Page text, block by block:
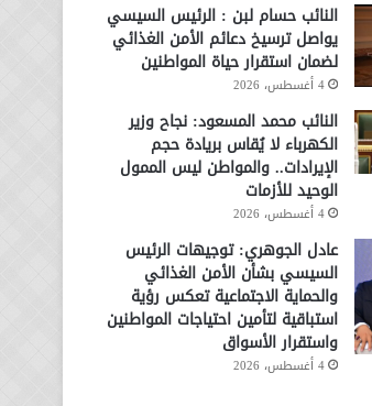
النائب حسام لبن : الرئيس السيسي
يواصل ترسيخ دعائم الأمن الغذائي
لضمان استقرار حياة المواطنين
4 أغسطس، 2026
النائب محمد المسعود: نجاح وزير
الكهرباء لا يُقاس بريادة حجم
الإيرادات.. والمواطن ليس الممول
الوحيد للأزمات
4 أغسطس، 2026
عادل الجوهري: توجيهات الرئيس
السيسي بشأن الأمن الغذائي
والحماية الاجتماعية تعكس رؤية
استباقية لتأمين احتياجات المواطنين
واستقرار الأسواق
4 أغسطس، 2026